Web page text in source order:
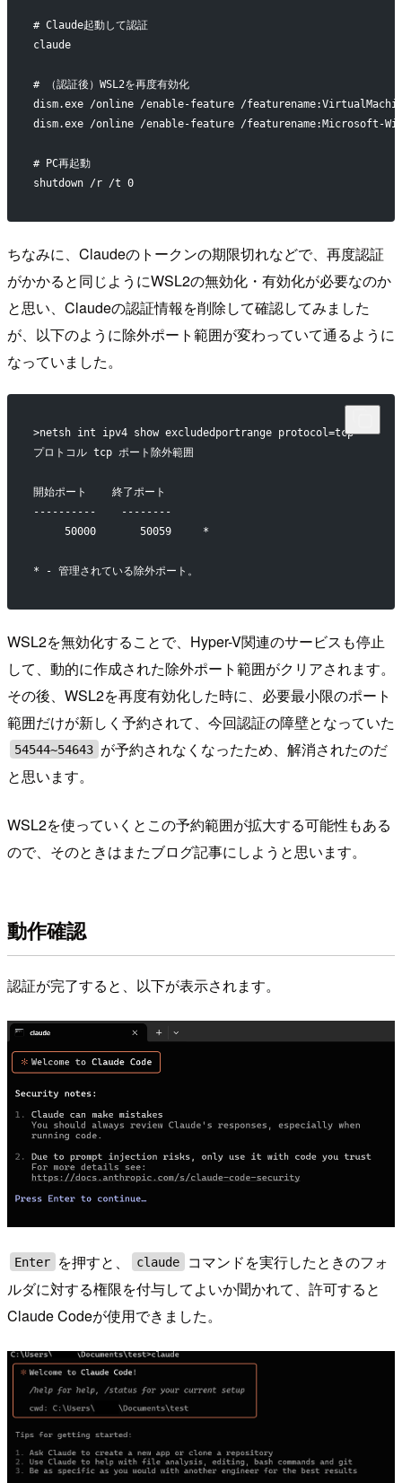
# Claude起動して認証
claude
# （認証後）WSL2を再度有効化
dism.exe /online /enable-feature /
dism.exe /online /enable-feature /featurename:Microsoft-
# PC再起動
shutdown /r /t 0
ちなみに、Claudeのトークンの期限切れなどで、再度認証
がかかると同じようにWSL2の無効化・有効化が必要なのか
と思い、Claudeの認証情報を削除して確認してみました
が、以下のように除外ポート範囲が変わっていて通るように
なっていました。
>netsh int ipv4 show excludedportrange protocol=tcp
プロトコル tcp ポート除外範囲
開始ポート    終了ポート
----------    --------
     50000       50059     *
* - 管理されている除外ポート。
WSL2を無効化することで、Hyper-V関連のサービスも停止
して、動的に作成された除外ポート範囲がクリアされます。
その後、WSL2を再度有効化した時に、必要最小限のポート
範囲だけが新しく予約されて、今回認証の障壁となっていた
54544~54643 が予約されなくなったため、解消されたのだ
と思います。
WSL2を使っていくとこの予約範囲が拡大する可能性もある
ので、そのときはまたブログ記事にしようと思います。
動作確認
認証が完了すると、以下が表示されます。
Enter を押すと、 claude
コマンドを実行したときのフォ
ルダに対する権限を付与してよいか聞かれて、許可すると
Claude Codeが使用できました。